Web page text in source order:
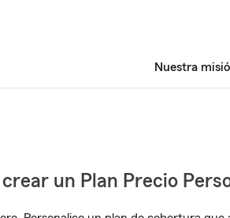
Nuestra
un Plan Precio